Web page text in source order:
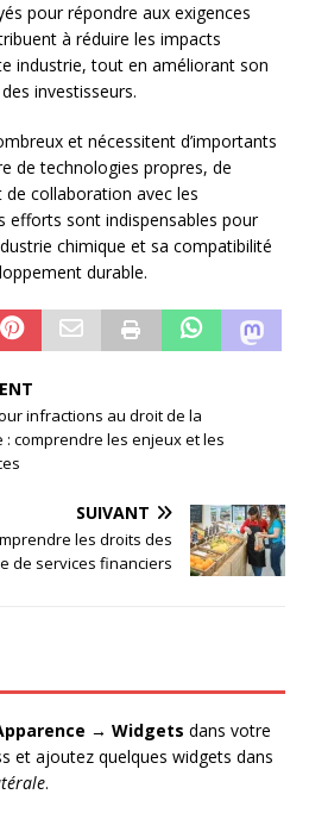
pour répondre aux exigences
à réduire les impacts
industrie, tout en améliorant son
investisseurs.
et nécessitent d’importants
de technologies propres, de
collaboration avec les
efforts sont indispensables pour
chimique et sa compatibilité
durable.
infractions au droit de la
: comprendre les enjeux et les
SUIVANT
les droits des
de services financiers
→ Widgets dans votre
et ajoutez quelques widgets dans
.